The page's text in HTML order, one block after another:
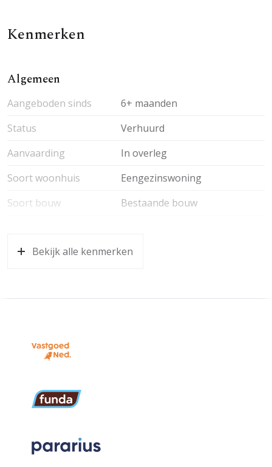
Kenmerken
Algemeen
Aangeboden sinds
6+ maanden
Status
Verhuurd
Aanvaarding
In overleg
Soort woonhuis
Eengezinswoning
Soort bouw
Bestaande bouw
Energie
Verwarming
Bekijk alle kenmerken